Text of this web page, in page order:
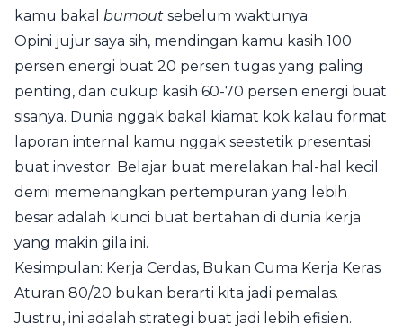
kamu bakal burnout sebelum waktunya.
Opini jujur saya sih, mendingan kamu kasih 100
persen energi buat 20 persen tugas yang paling
penting, dan cukup kasih 60-70 persen energi buat
sisanya. Dunia nggak bakal kiamat kok kalau format
laporan internal kamu nggak seestetik presentasi
buat investor. Belajar buat merelakan hal-hal kecil
demi memenangkan pertempuran yang lebih
besar adalah kunci buat bertahan di dunia kerja
yang makin gila ini.
Kesimpulan: Kerja Cerdas, Bukan Cuma Kerja Keras
Aturan 80/20 bukan berarti kita jadi pemalas.
Justru, ini adalah strategi buat jadi lebih efisien.